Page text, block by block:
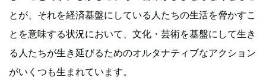
とが、それを経済基盤にしている人たちの生活を脅かすこ
とを意味する状況において、文化・芸術を基盤にして生き
る人たちが生き延びるためのオルタナティブなアクション
がいくつも生まれています。